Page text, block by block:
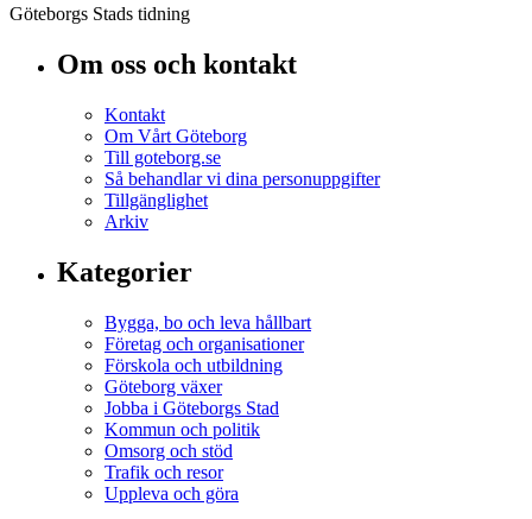
Göteborgs Stads tidning
Om oss och kontakt
Kontakt
Om Vårt Göteborg
Till goteborg.se
Så behandlar vi dina personuppgifter
Tillgänglighet
Arkiv
Kategorier
Bygga, bo och leva hållbart
Företag och organisationer
Förskola och utbildning
Göteborg växer
Jobba i Göteborgs Stad
Kommun och politik
Omsorg och stöd
Trafik och resor
Uppleva och göra